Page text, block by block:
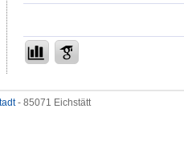
- 85071 Eichstätt